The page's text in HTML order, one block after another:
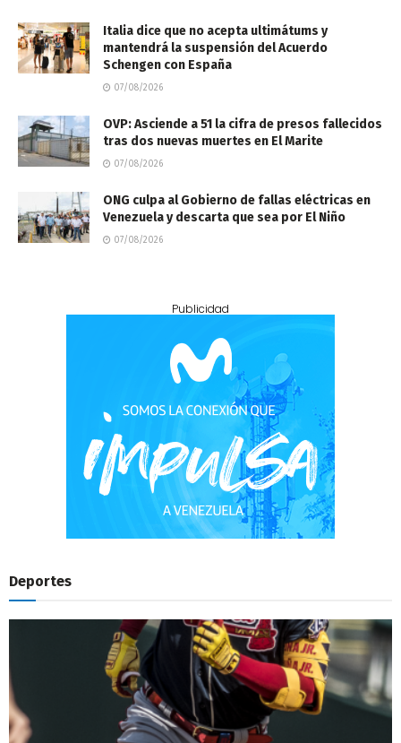
Italia dice que no acepta ultimátums y
mantendrá la suspensión del Acuerdo
Schengen con España
07/08/2026
OVP: Asciende a 51 la cifra de presos fallecidos
tras dos nuevas muertes en El Marite
07/08/2026
ONG culpa al Gobierno de fallas eléctricas en
Venezuela y descarta que sea por El Niño
07/08/2026
Publicidad
Deportes